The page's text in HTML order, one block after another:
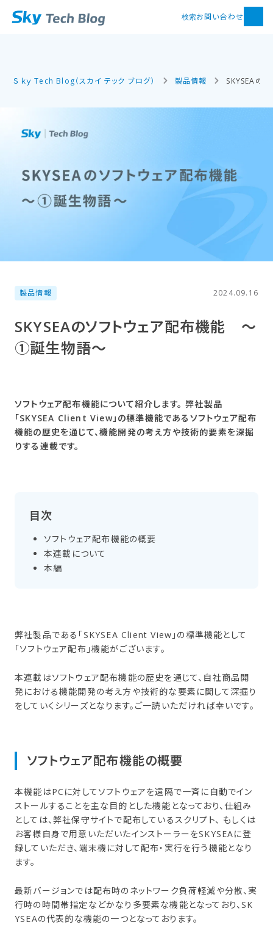
検索お問い合わせ
Ｓｋｙ Tech Blog（スカイ テック ブログ） 製品情報 SKYSEAの
製品情報 2024.09.16
SKYSEAの​ソフトウェア配布機能 ～
①誕生物語～
ソフトウェア配布機能について紹介します。 弊社製品
「SKYSEA Client View」の標準機能であるソフトウェア配布
機能の歴史を通じて、機能開発の考え方や技術的要素を深掘
りする連載です。
目次
ソフトウェア配布機能の​概要
本連載に​ついて
本編
弊社製品である「SKYSEA Client View」の標準機能として
「ソフトウェア配布」機能がございます。
本連載はソフトウェア配布機能の歴史を通じて、自社商品開
発における機能開発の考え方や技術的な要素に関して深掘り
をしていくシリーズとなります。ご一読いただければ幸いです。
ソフトウェア配布機能の​概要
本機能はPCに対してソフトウェアを遠隔で一斉に自動でイン
ストールすることを主な目的とした機能となっており、仕組み
としては、弊社保守サイトで配布しているスクリプト、 もしくは
お客様自身で用意いただいたインストーラーをSKYSEAに登
録していただき、端末機に対して配布・実行を行う機能となり
ます。
最新バージョンでは配布時のネットワーク負荷軽減や分散、実
行時の時間帯指定などかなり多要素な機能となっており、SK
YSEAの代表的な機能の一つとなっております。